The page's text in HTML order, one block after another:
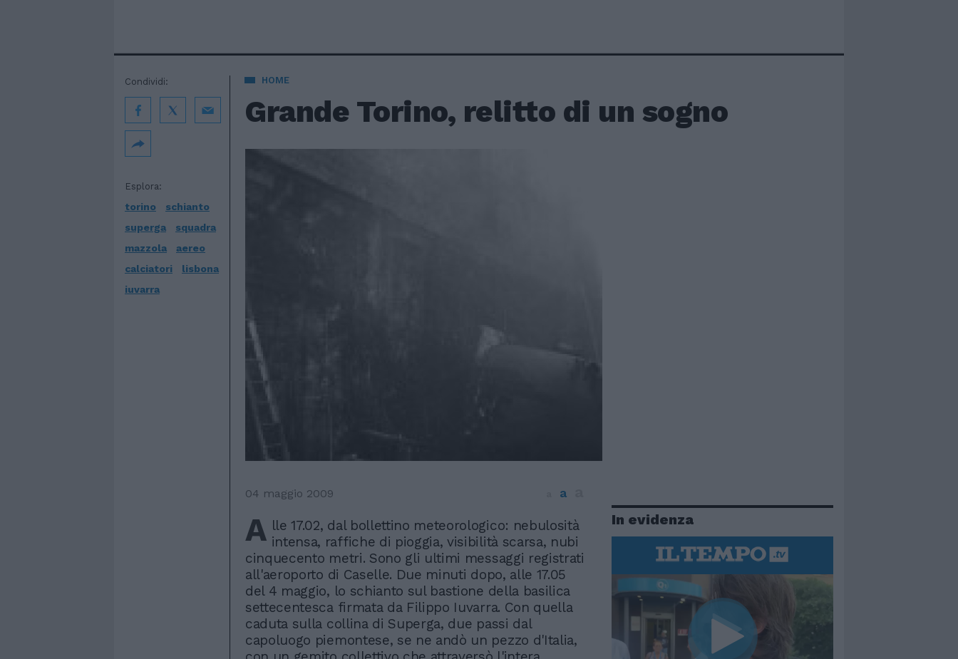
HOME
Grande Torino, relitto di un sogno
Esplora:
torino
schianto
superga
squadra
mazzola
aereo
calciatori
lisbona
iuvarra
Condividi:
04 maggio 2009 a
A lle 17.02, dal bollettino meteorologico: nebulosità
intensa, raffiche di pioggia, visibilità scarsa, nubi
cinquecento metri. Sono gli ultimi messaggi registrati
all'aeroporto di Caselle. Due minuti dopo, alle 17.05
del 4 maggio, lo schianto sul bastione della basilica
settecentesca firmata da Filippo Iuvarra. Con quella
caduta sulla collina di Superga, due passi dal
capoluogo piemontese, se ne andò un pezzo d'Italia,
In evidenza